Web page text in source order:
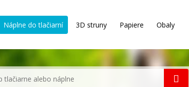
Náplne do tlačiarní 3D struny Papiere Obaly